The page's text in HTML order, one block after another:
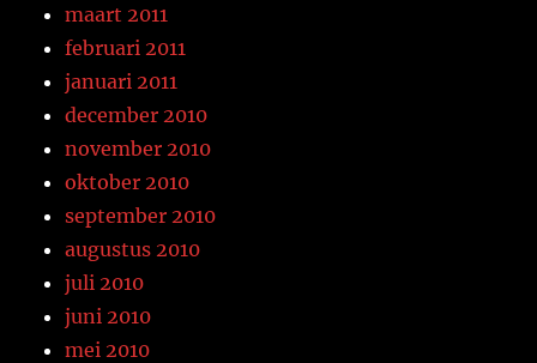
maart 2011
februari 2011
januari 2011
december 2010
november 2010
oktober 2010
september 2010
augustus 2010
juli 2010
juni 2010
mei 2010